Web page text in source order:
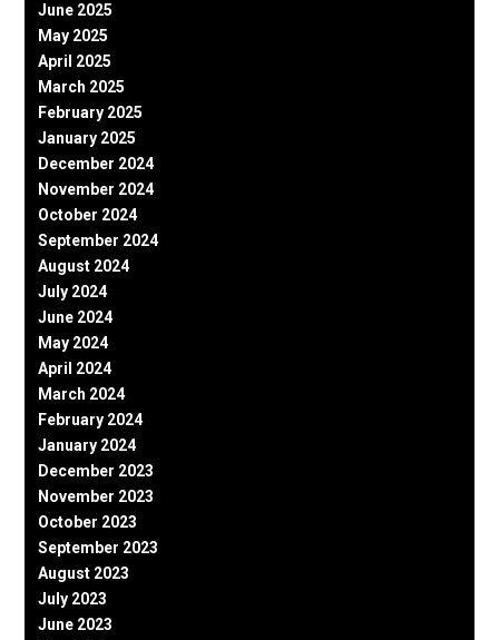
June 2025
May 2025
April 2025
March 2025
February 2025
January 2025
December 2024
November 2024
October 2024
September 2024
August 2024
July 2024
June 2024
May 2024
April 2024
March 2024
February 2024
January 2024
December 2023
November 2023
October 2023
September 2023
August 2023
July 2023
June 2023